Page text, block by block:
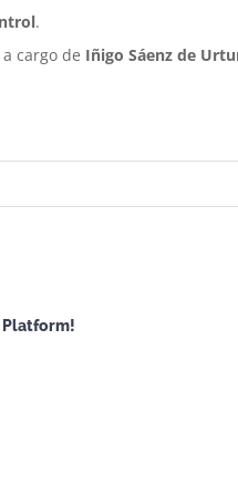
.
a cargo de Iñigo Sáenz de
Platform!